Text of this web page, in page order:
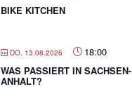
BIKE KITCHEN
DO. 13.08.2026
18:00
WAS PASSIERT IN SACHSEN-
ANHALT?